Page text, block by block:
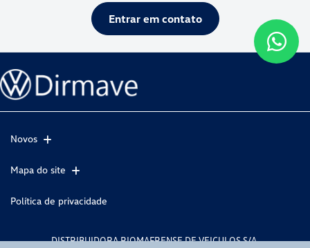
Entrar em contato
Novos
Mapa do site
Política de privacidade
DISTRIBUIDORA RIOMAFRENSE DE VEICULOS S/A